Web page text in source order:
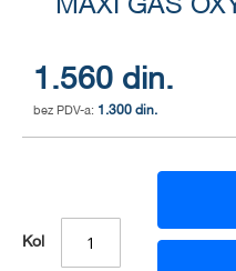
MAXI GAS
1.560 din.
1.300 din.
Kol
of
the
images
gallery